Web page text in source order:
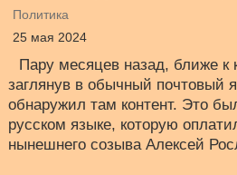
Политика
25 мая 2024
Пару месяцев назад, ближе к
заглянув в обычный почтовый
обнаружил там контент. Это
русском языке, которую
нынешнего созыва Алексей